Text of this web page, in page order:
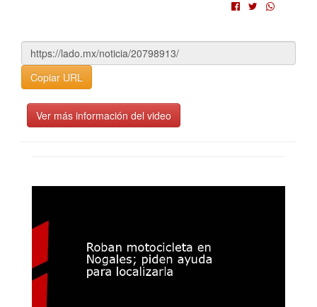
Copiar URL
Ver más información del video